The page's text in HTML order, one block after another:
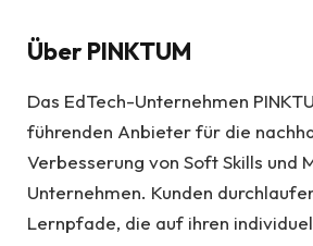
Über PINKTUM
Das EdTech-Unternehmen
führenden Anbieter für die
Verbesserung von Soft Skills und
Unternehmen. Kunden
Lernpfade, die auf ihren